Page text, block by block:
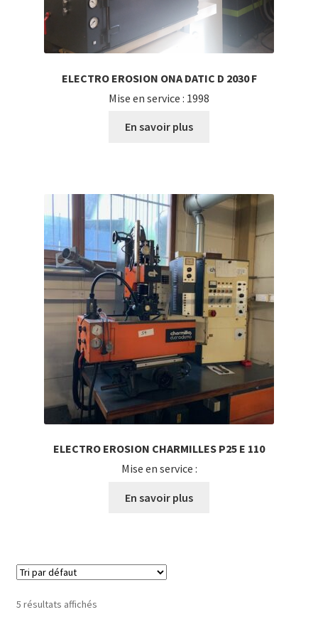
ELECTRO EROSION ONA DATIC D 2030 F
Mise en service : 1998
En savoir plus
ELECTRO EROSION CHARMILLES P25 E 110
Mise en service :
En savoir plus
5 résultats affichés